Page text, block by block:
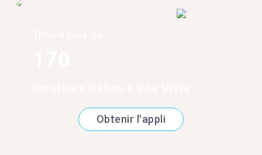
Obtenir l'appli